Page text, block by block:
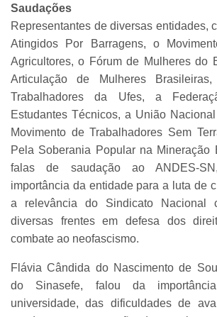
Saudações
Representantes de diversas entidades,
Atingidos Por Barragens, o
Agricultores, o Fórum de Mulheres do
Articulação de Mulheres
Trabalhadores da Ufes, a
Estudantes Técnicos, a União
Movimento de Trabalhadores Sem
Pela Soberania Popular na Mineração
falas de saudação ao ANDES-
importância da entidade para a luta de
a relevância do Sindicato Nacional
diversas frentes em defesa dos
combate ao neofascismo.
Flávia Cândida do Nascimento de
do Sinasefe, falou da
universidade, das dificuldades de